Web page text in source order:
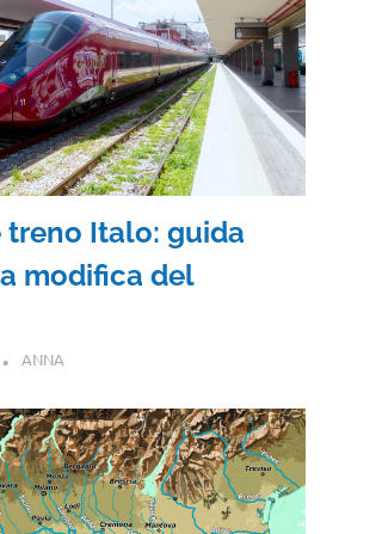
treno Italo: guida
modifica del
ANNA